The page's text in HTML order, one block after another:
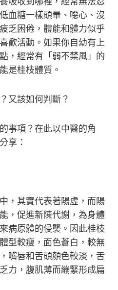
血糖一樣頭暈、噁心、沒
乏困倦，體能和體力似乎
歡活動。如果你自幼有上
，經常有「弱不禁風」的
是桂枝體質。
又該如何判斷？
事項？在此以中醫的角
享：
，其實代表著陽虛，而陽
，促進新陳代謝，為身體
病原體的侵襲。因此桂枝
型較瘦，面色蒼白，較無
嘴唇和舌頭顏色較淡，舌
力，腹肌薄而繃緊形成扁